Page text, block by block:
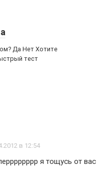
Да Нет Хотите
тест
в 12:54
я тощусь от вас